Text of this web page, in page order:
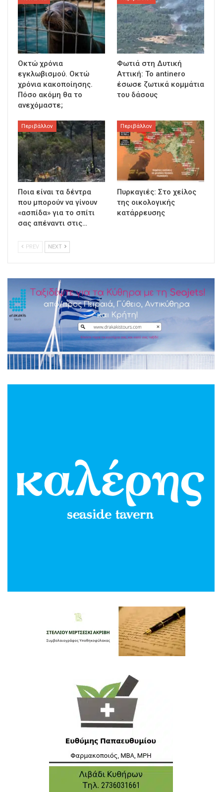
Οκτώ χρόνια
εγκλωβισμού. Οκτώ
χρόνια κακοποίησης.
Πόσο ακόμη θα το
ανεχόμαστε;
Φωτιά στη Δυτική
Αττική: Το antinero
έσωσε ζωτικά κομμάτια
του δάσους
Περιβάλλον
Ποια είναι τα δέντρα
που μπορούν να γίνουν
«ασπίδα» για το σπίτι
σας απέναντι στις…
Περιβάλλον
Πυρκαγιές: Στο χείλος
της οικολογικής
κατάρρευσης
PREV NEXT